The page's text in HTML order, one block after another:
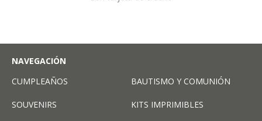
NAVEGACIÓN
CUMPLEAÑOS
BAUTISMO Y COMUNIÓN
SOUVENIRS KITS IMPRIMIBLES